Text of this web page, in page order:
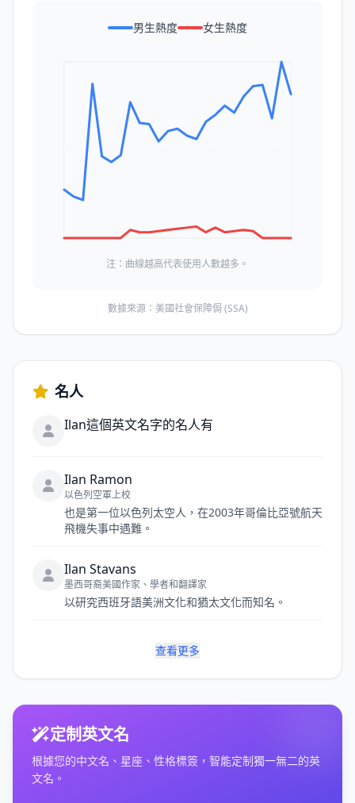
男生熱度 女生熱度
注：曲線越高代表使用人數越多。
數據來源：美國社會保障侷 (SSA)
名人
Ilan這個英文名字的名人有
Ilan Ramon
以色列空軍上校
也是第一位以色列太空人，在2003年哥倫比亞號航天
飛機失事中遇難。
Ilan Stavans
墨西哥裔美國作家、學者和翻譯家
以研究西班牙語美洲文化和猶太文化而知名。
查看更多
定制英文名
根據您的中文名、星座、性格標簽，智能定制獨一無二的英
文名。